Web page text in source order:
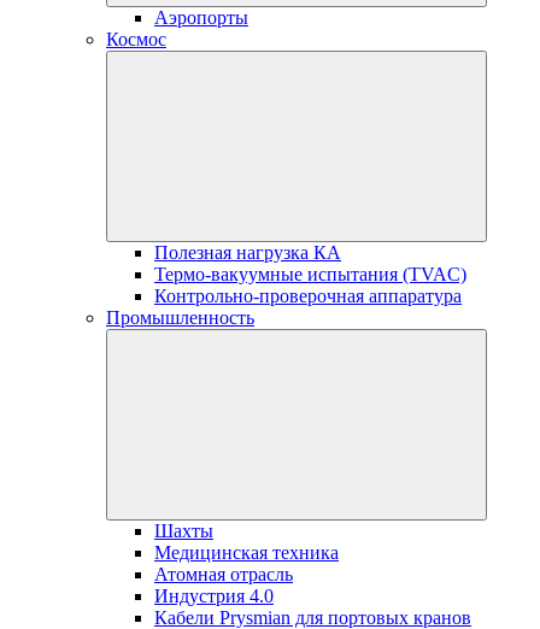
Аэропорты
Космос
Полезная нагрузка КА
Термо-вакуумные испытания (TVAC)
Контрольно-проверочная аппаратура
Промышленность
Шахты
Медицинская техника
Атомная отрасль
Индустрия 4.0
Кабели Prysmian для портовых кранов